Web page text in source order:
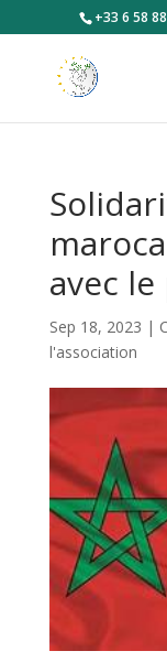
+33 6 58
avec
Sep 18, 2023 |
l'association